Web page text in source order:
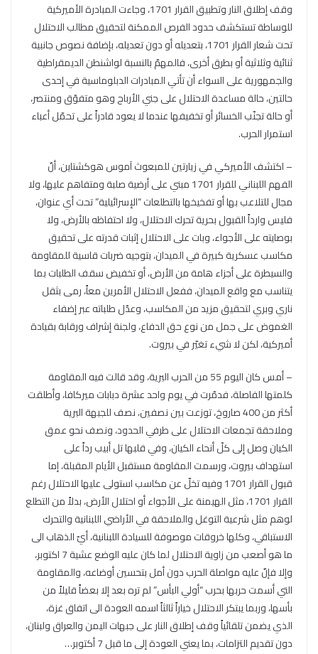
وقف إطلاق النار وتطبيق القرار 1701، وجاءت المبادرة الأميركية
للوساطة تستكشف حدود الفرص الممكنة لتحقيق مطالب الاحتلال
تحت شعار القرار 1701، بتعديله أو دون تعديله، بإضافة نصوص جانبية
ثنائية وثلاثية أو بطرق أخرى، فالمهمّ بالنسبة لواشنطن الديمقراطية
والجمهورية على السواء أن تأتي المبادرات الدبلوماسية في إحدى
حالتين، حالة مساعدة الاحتلال على جني الأرباح وهو متفوّق ومنتصر،
أو حالة تجنّب الخسائر أو تخفيفها عندما لا يعود قادراً على تحمّل أعباء
استمرار الحرب.
– اكتشف الأميركي في زيارتين للمبعوث آموس هوكشتاين، أنّ
الفهم اللبناني للقرار 1701 مبني على أرضية صلبة ومتفاهم عليها، ولا
مجال للتلاعب بها أو تفخيخها بالتطلعات “الإسرائيلية” تحت أي عنوان،
فليس وارداً القبول بحرية تحرك الاحتلال، ولا احتفاظه بالأرض، ولا
بوصايته على الأجواء، وبات على الاحتلال إثبات قدرته على تحقيق
مكاسب عسكرية كبيرة في الميدان، بتوجيه ضربات قاسية للمقاومة
والسيطرة على أجزاء هامة من الأرض، أو تخفيض سقف الطلبات بما
يتناسب مع واقع الميدان، ففعل الاحتلال الأمرين معاً، رمى بثقل
ناري وبري لتحقيق مزيد من المكاسب، وعدّل طلباته عبر إضفاء
الغموض على جمل من نوع حق الدفاع، ولجنة إشراف ورقابة بقيادة
أميركية، لكن لا شيء تغيّر في بيروت.
– أمس كان اليوم 55 من الحرب البرية، وقد قالت فيه المقاومة
كلمتها الفاصلة، فدمّرت في يوم واحد عشرة دبابات ميركافا، وأطلقت
أكثر من 400 صاروخ، توزعت بين نصفين، نصف للجبهة البرية
وملاحقة تجمعات الاحتلال على طرفي الحدود، ونصف نحو عمق
الكيان وصل إلى كلّ أنحاء الكيان، وفي قلبها تل أبيب رداً على
استهداف بيروت، ورسمت المقاومة مستقبل الأيام المقبلة، إما
قبول القرار 1701 وفيه تخلّ عن مكاسب استولى عليها الاحتلال رغم
القرار 1701، مثل الهيمنة على الأجواء أو احتلال الأرض، بدلاً من التطلع
لوهم مثل شرعية التوغل والملاحقة في الأراضي اللبنانية والتحرك
الاستباقي، وكلها خروقات موصوفة للسيادة اللبنانية، أيّ الذهاب الى
ما هو أصعب من زاوية الاحتلال لما كان عليه الوضع عشية 7 اكتوبر،
وإلا فإنّ عليه مواصلة الحرب دون أمل بتحسين أوضاعه، والمقاومة
التي أسمت حربها بحرب “أولي البأس” لم تره بعد إلا بعضاً قليلاً من
بأسها، وربما يبتكر الاحتلال خياراً ثالثاً اسمه العودة الى اتفاق غزة،
الذي يضمن تلقائياً وقف إطلاق النار على جبهات اليمن والعراق ولبنان،
دون تقديم التزامات، بما يعني العودة إلى ما قبل 7 أكتوبر…